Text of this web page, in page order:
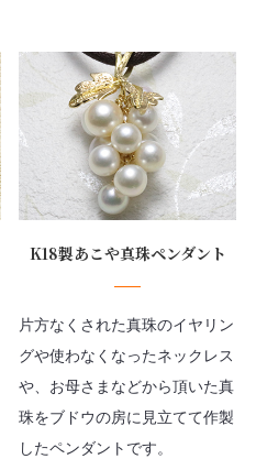
K18製あこや真珠ペンダント
片方なくされた真珠のイヤリン
グや使わなくなったネックレス
や、お母さまなどから頂いた真
珠をブドウの房に見立てて作製
したペンダントです。